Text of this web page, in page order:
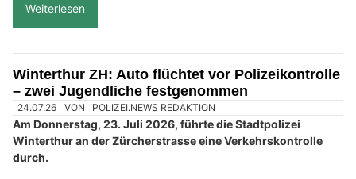
Weiterlesen
Winterthur ZH: Auto flüchtet vor Polizeikontrolle
– zwei Jugendliche festgenommen
24.07.26 VON POLIZEI.NEWS REDAKTION
Am Donnerstag, 23. Juli 2026, führte die Stadtpolizei
Winterthur an der Zürcherstrasse eine Verkehrskontrolle
durch.